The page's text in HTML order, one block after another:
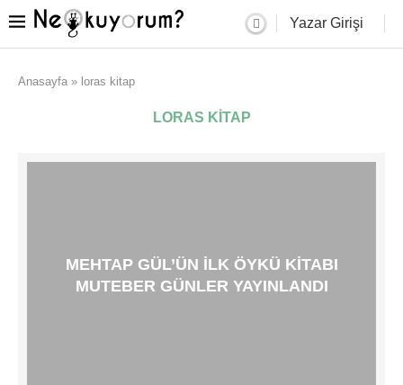
Yazar Girişi
Anasayfa » loras kitap
LORAS KITAP
MEHTAP GÜL’ÜN ILK ÖYKÜ KITABI
MUTEBER GÜNLER YAYINLANDI